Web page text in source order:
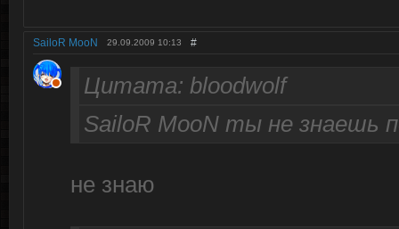
SailoR MooN 29.09.2009 10:13 #
Цитата: bloodwolf
SailoR MooN ты не знаешь
не знаю